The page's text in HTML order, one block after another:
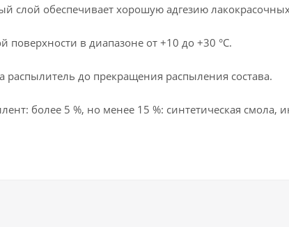
слой обеспечивает хорошую адгезию
поверхности в диапазоне от +10 до +30 °С.
до прекращения распыления состава.
более 5 %, но менее 15 %: синтетическая